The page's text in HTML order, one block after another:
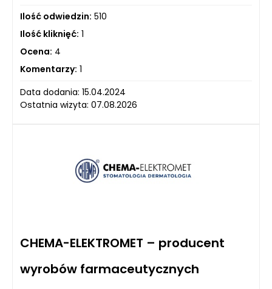
Ilość odwiedzin: 510
Ilość kliknięć: 1
Ocena: 4
Komentarzy: 1
Data dodania: 15.04.2024
Ostatnia wizyta: 07.08.2026
CHEMA-ELEKTROMET – producent
wyrobów farmaceutycznych